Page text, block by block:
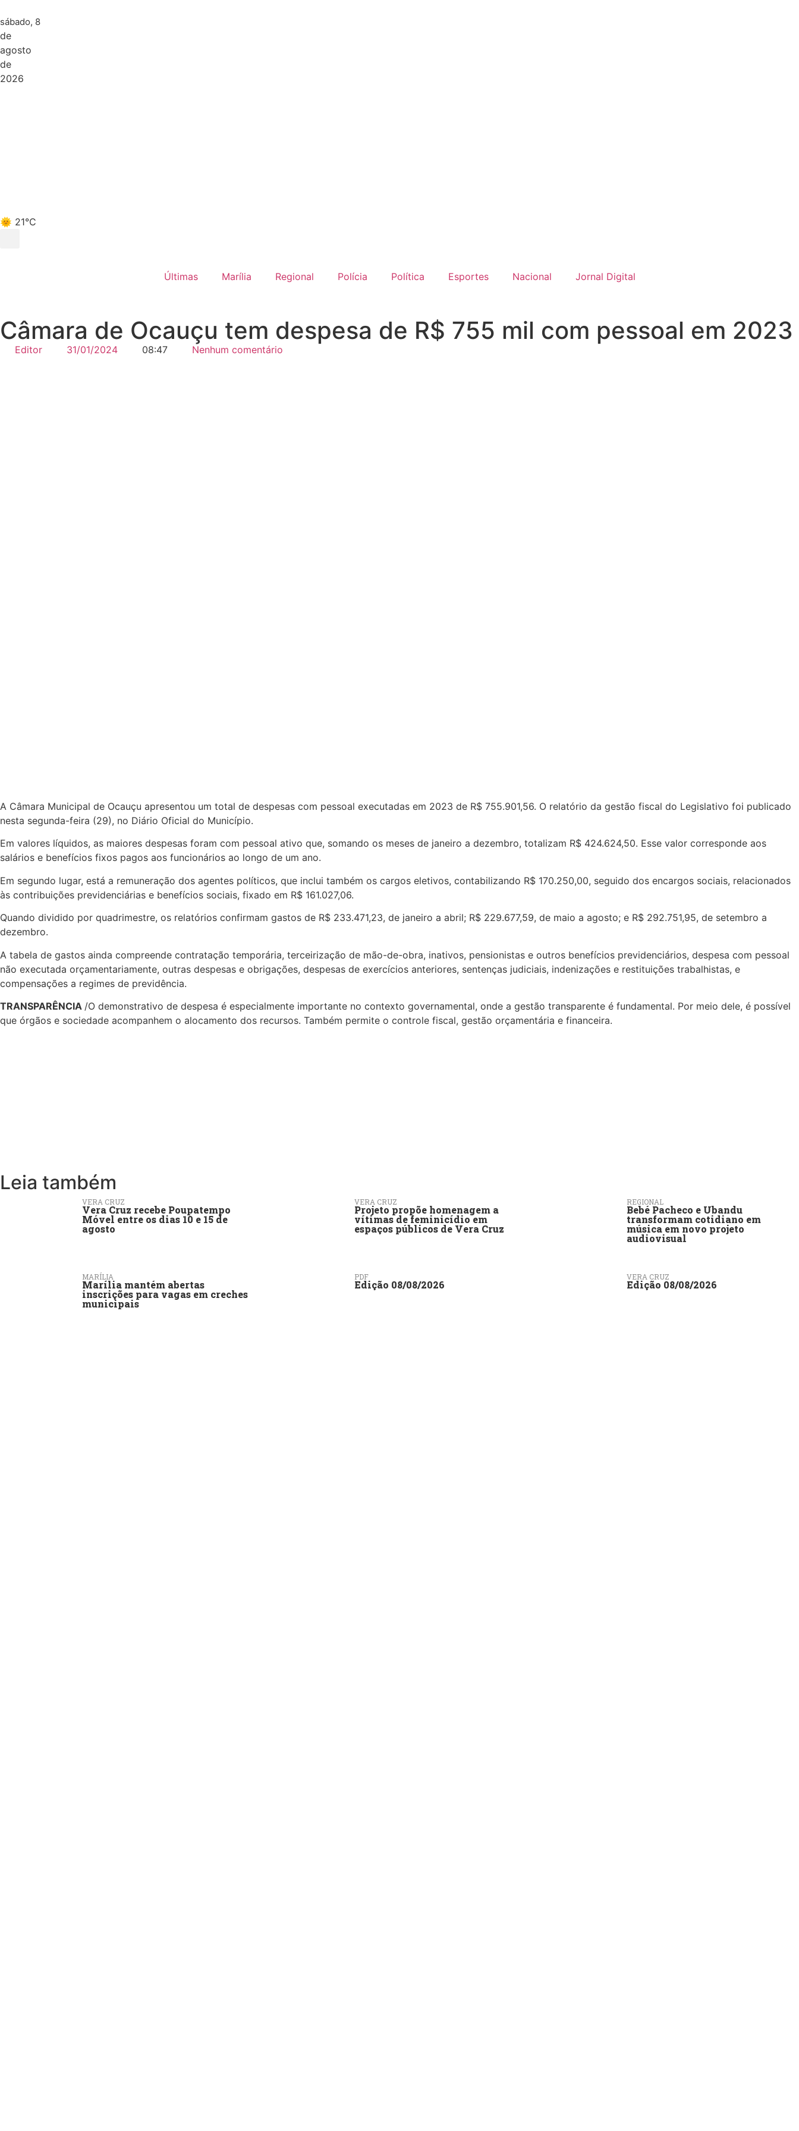
sábado, 8
de
agosto
de
2026
🌞 21°C
Últimas Marília Regional Polícia Política Esportes Nacional Jornal Digital
Câmara de Ocauçu tem despesa de R$ 755 mil com pessoal em 2023
Editor 31/01/2024 08:47 Nenhum comentário
A Câmara Municipal de Ocauçu apresentou um total de despesas com pessoal executadas em 2023 de R$ 755.901,56. O relatório da gestão fiscal do Legislativo foi publicado
nesta segunda-feira (29), no Diário Oficial do Município.
Em valores líquidos, as maiores despesas foram com pessoal ativo que, somando os meses de janeiro a dezembro, totalizam R$ 424.624,50. Esse valor corresponde aos
salários e benefícios fixos pagos aos funcionários ao longo de um ano.
Em segundo lugar, está a remuneração dos agentes políticos, que inclui também os cargos eletivos, contabilizando R$ 170.250,00, seguido dos encargos sociais, relacionados
às contribuições previdenciárias e benefícios sociais, fixado em R$ 161.027,06.
Quando dividido por quadrimestre, os relatórios confirmam gastos de R$ 233.471,23, de janeiro a abril; R$ 229.677,59, de maio a agosto; e R$ 292.751,95, de setembro a
dezembro.
A tabela de gastos ainda compreende contratação temporária, terceirização de mão-de-obra, inativos, pensionistas e outros benefícios previdenciários, despesa com pessoal
não executada orçamentariamente, outras despesas e obrigações, despesas de exercícios anteriores, sentenças judiciais, indenizações e restituições trabalhistas, e
compensações a regimes de previdência.
TRANSPARÊNCIA /O demonstrativo de despesa é especialmente importante no contexto governamental, onde a gestão transparente é fundamental. Por meio dele, é possível
que órgãos e sociedade acompanhem o alocamento dos recursos. Também permite o controle fiscal, gestão orçamentária e financeira.
Leia também
VERA CRUZ
Vera Cruz recebe Poupatempo
Móvel entre os dias 10 e 15 de
agosto
VERA CRUZ
Projeto propõe homenagem a
vítimas de feminicídio em
espaços públicos de Vera Cruz
REGIONAL
Bebé Pacheco e Ubandu
transformam cotidiano em
música em novo projeto
audiovisual
MARÍLIA
Marília mantém abertas
inscrições para vagas em creches
municipais
PDF
Edição 08/08/2026
VERA CRUZ
Edição 08/08/2026